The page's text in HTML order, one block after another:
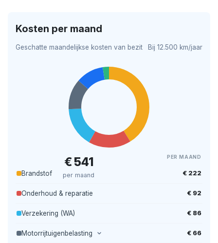
Kosten per maand
Geschatte maandelijkse kosten van bezit Bij 12.500 km/jaar
€ 541
per maand
PER MAAND
Brandstof € 222
Onderhoud & reparatie € 92
Verzekering (WA) € 86
Motorrijtuigenbelasting € 66